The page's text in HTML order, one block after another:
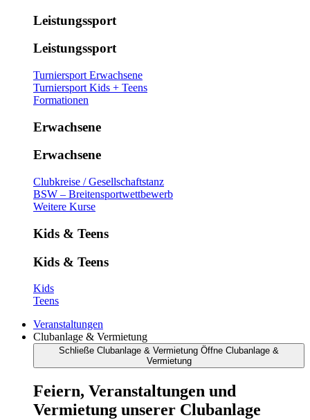
Leistungssport
Leistungssport
Turniersport Erwachsene
Turniersport Kids + Teens
Formationen
Erwachsene
Erwachsene
Clubkreise / Gesellschaftstanz
BSW – Breitensportwettbewerb
Weitere Kurse
Kids & Teens
Kids & Teens
Kids
Teens
Veranstaltungen
Clubanlage & Vermietung
Schließe Clubanlage & Vermietung Öffne Clubanlage &
Vermietung
Feiern, Veranstaltungen und
Vermietung unserer Clubanlage